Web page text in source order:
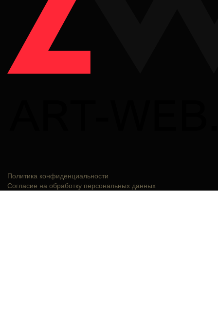
Политика конфиденциальности
Согласие на обработку персональных данных